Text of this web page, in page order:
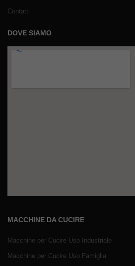
Contatti
DOVE SIAMO
MACCHINE DA CUCIRE
Macchine per Cucire Uso Industriale
Macchine per Cucire Uso Famiglia